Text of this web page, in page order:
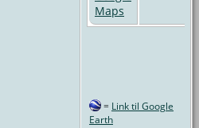
= Link til Google
Earth